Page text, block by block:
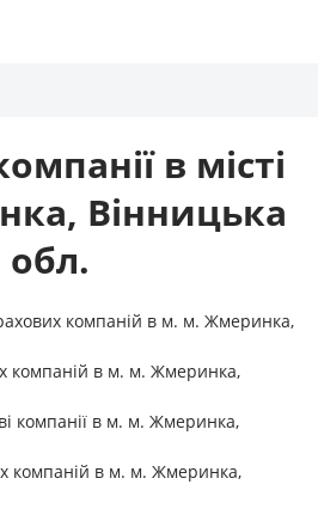
в місті
Вінницька
обл.
компаній в м. м. Жмеринка,
компаній в м. м. Жмеринка,
компанії в м. м. Жмеринка,
компаній в м. м. Жмеринка,